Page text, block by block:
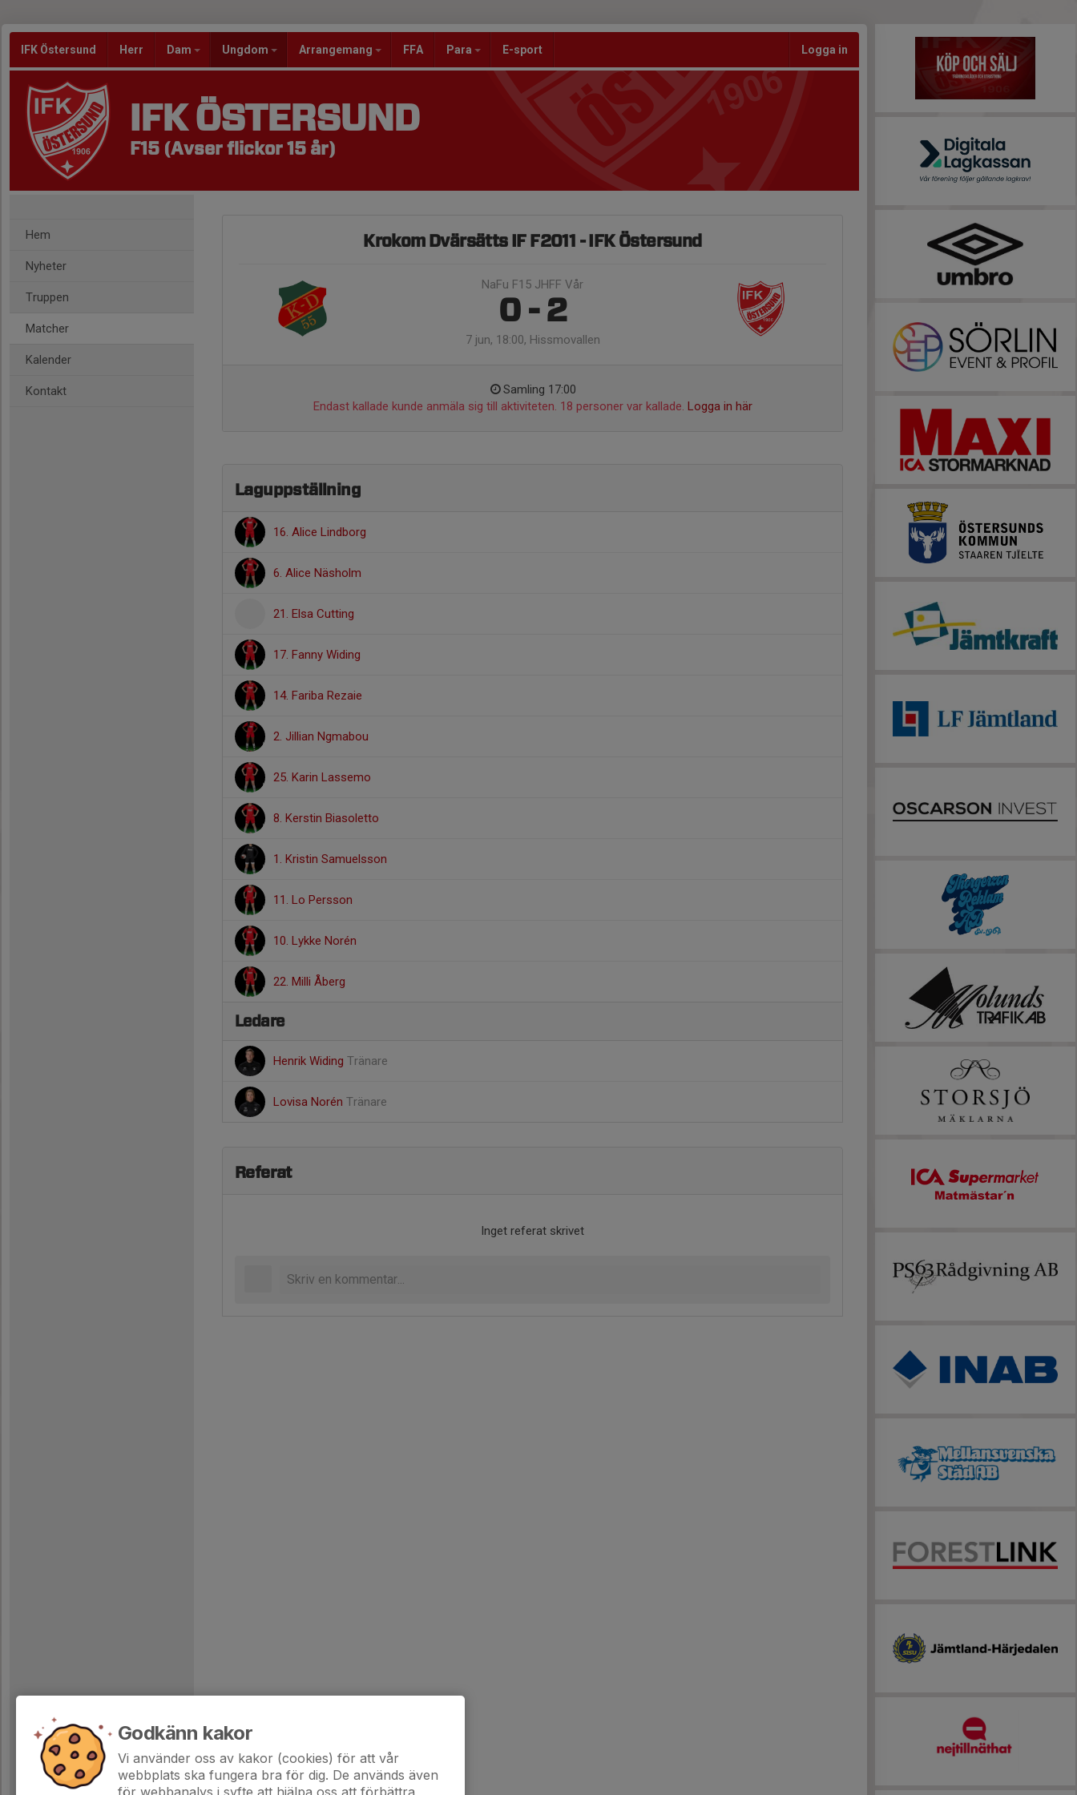
IFK Östersund Herr Dam Ungdom Arrangemang FFA Para E-sport Logga in
IFK ÖSTERSUND
F15 (Avser flickor 15 år)
Hem
Nyheter
Truppen
Matcher
Kalender
Kontakt
Krokom Dvärsätts IF F2011 - IFK Östersund
NaFu F15 JHFF Vår
0 - 2
7 jun, 18:00, Hissmovallen
Samling 17:00
Endast kallade kunde anmäla sig till aktiviteten. 18 personer var kallade. Logga in här
Laguppställning
16. Alice Lindborg
6. Alice Näsholm
21. Elsa Cutting
17. Fanny Widing
14. Fariba Rezaie
2. Jillian Ngmabou
25. Karin Lassemo
8. Kerstin Biasoletto
1. Kristin Samuelsson
11. Lo Persson
10. Lykke Norén
22. Milli Åberg
Ledare
Henrik Widing Tränare
Lovisa Norén Tränare
Referat
Inget referat skrivet
Godkänn kakor
Vi använder oss av kakor (cookies) för att vår
webbplats ska fungera bra för dig. De används även
för webbanalys i syfte att hjälpa oss att förbättra